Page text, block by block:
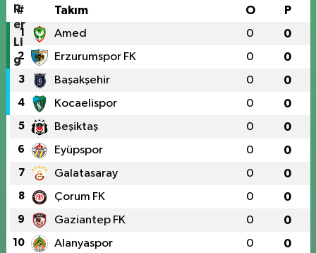
# Takım O P
1 Amed 0 0
2 Erzurumspor FK 0 0
3 Başakşehir 0 0
4 Kocaelispor 0 0
5 Beşiktaş 0 0
6 Eyüpspor 0 0
7 Galatasaray 0 0
8 Çorum FK 0 0
9 Gaziantep FK 0 0
10 Alanyaspor 0 0